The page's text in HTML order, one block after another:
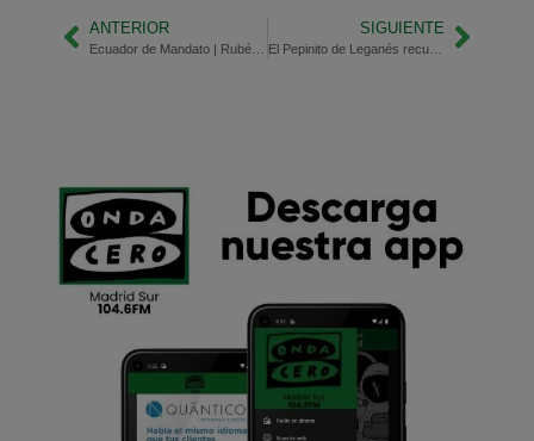
ANTERIOR SIGUIENTE
El Pepinito de Leganés recupera su desfile inaugural